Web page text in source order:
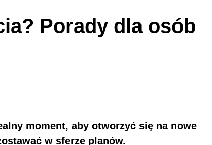
Porady dla osób
moment, aby otworzyć się na nowe
w sferze planów.